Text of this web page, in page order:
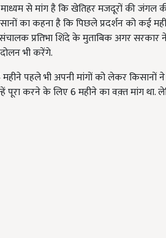
से मांग है कि खेतिहर मजदूरों की जंगल
का कहना है कि पिछले प्रदर्शन को कई
प्रतिभा शिंदे के मुताबिक अगर सरकार ने
भी करेंगे.
पहले भी अपनी मांगों को लेकर किसानों ने
पूरा करने के लिए 6 महीने का वक़्त मांग था.